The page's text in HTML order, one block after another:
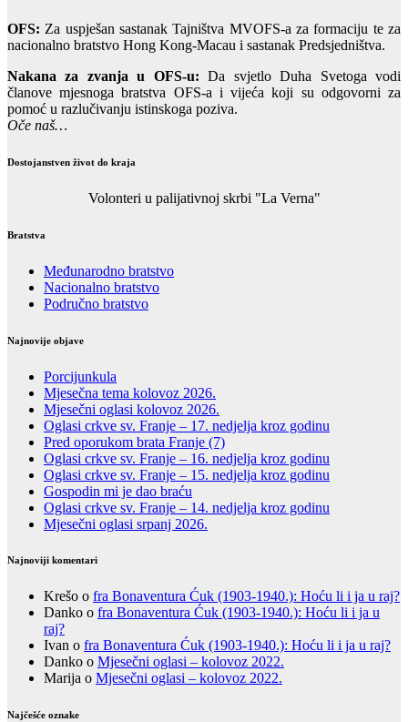
OFS: Za uspješan sastanak Tajništva MVOFS-a za formaciju te za
nacionalno bratstvo Hong Kong-Macau i sastanak Predsjedništva.
Nakana za zvanja u OFS-u: Da svjetlo Duha Svetoga vodi
članove mjesnoga bratstva OFS-a i vijeća koji su odgovorni za
pomoć u razlučivanju istinskoga poziva.
Oče naš…
Dostojanstven život do kraja
Volonteri u palijativnoj skrbi "La Verna"
Bratstva
Međunarodno bratstvo
Nacionalno bratstvo
Područno bratstvo
Najnovije objave
Porcijunkula
Mjesečna tema kolovoz 2026.
Mjesečni oglasi kolovoz 2026.
Oglasi crkve sv. Franje – 17. nedjelja kroz godinu
Pred oporukom brata Franje (7)
Oglasi crkve sv. Franje – 16. nedjelja kroz godinu
Oglasi crkve sv. Franje – 15. nedjelja kroz godinu
Gospodin mi je dao braću
Oglasi crkve sv. Franje – 14. nedjelja kroz godinu
Mjesečni oglasi srpanj 2026.
Najnoviji komentari
Krešo o fra Bonaventura Ćuk (1903-1940.): Hoću li i ja u raj?
Danko o fra Bonaventura Ćuk (1903-1940.): Hoću li i ja u
raj?
Ivan o fra Bonaventura Ćuk (1903-1940.): Hoću li i ja u raj?
Danko o Mjesečni oglasi – kolovoz 2022.
Marija o Mjesečni oglasi – kolovoz 2022.
Najčešće oznake